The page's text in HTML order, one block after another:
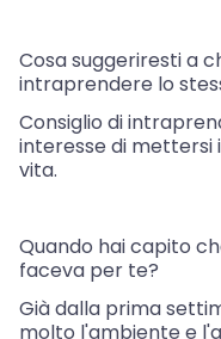
Cosa suggeriresti a
intraprendere lo
Consiglio di
interesse di mettersi
vita.
Quando hai capito
faceva per te?
Già dalla prima
molto l'ambiente e